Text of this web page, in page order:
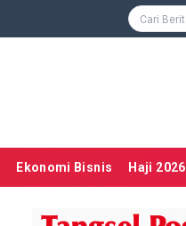
Ekonomi Bisnis Haji 2026